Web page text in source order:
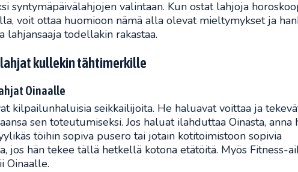
syntymäpäivälahjojen valintaan. Kun ostat lahjoja
voit ottaa huomioon nämä alla olevat mieltymykset ja
lahjansaaja todellakin rakastaa.
kullekin tähtimerkille
Oinaalle
kilpailunhaluisia seikkailijoita. He haluavat voittaa ja
sen toteutumiseksi. Jos haluat ilahduttaa Oinasta, anna
töihin sopiva pusero tai jotain kotitoimistoon sopivia
jos hän tekee tällä hetkellä kotona etätöitä. Myös Fitness-
Oinaalle.